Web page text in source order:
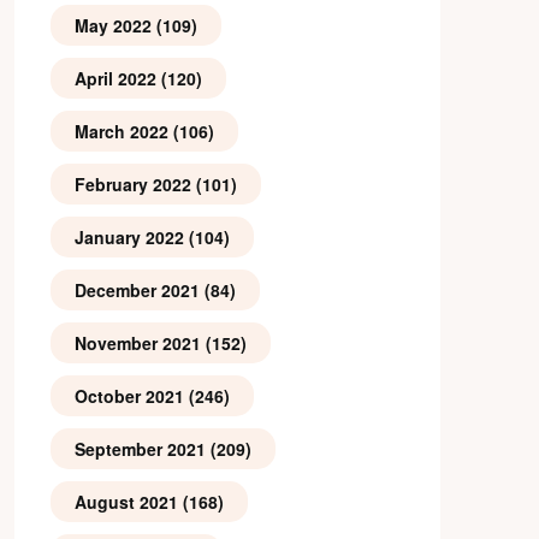
May 2022(109)
April 2022(120)
March 2022(106)
February 2022(101)
January 2022(104)
December 2021 (84)
November 2021 (152)
October 2021 (246)
September 2021 (209)
August 2021 (168)